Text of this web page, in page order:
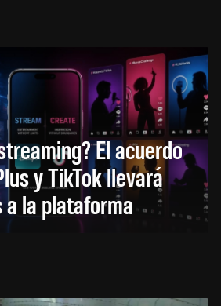
El acuerdo
y TikTok llevará
la plataforma